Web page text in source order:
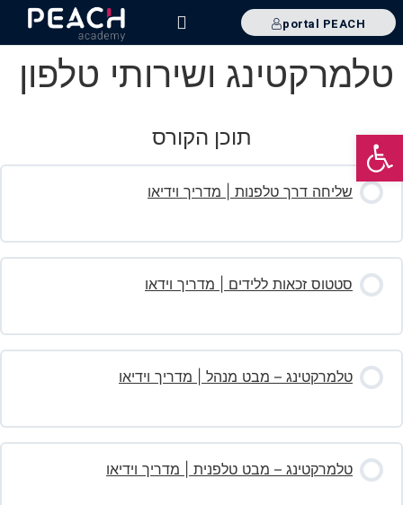
portal PEACH
טלמרקטינג ושירותי טלפון
תוכן הקורס
שליחה דרך טלפנות | מדריך וידיאו
סטטוס זכאות ללידים | מדריך וידאו
טלמרקטינג – מבט מנהל | מדריך וידיאו
טלמרקטינג – מבט טלפנית | מדריך וידיאו
פתח סרגל נגישות